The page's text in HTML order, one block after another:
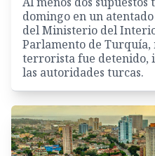
domingo en un
del Ministerio del
Parlamento de
terrorista fue detenido,
las autoridades turcas.